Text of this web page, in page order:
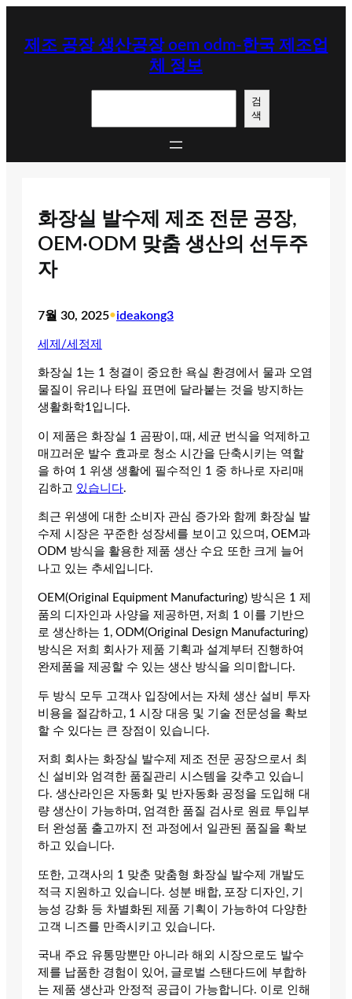
제조 공장 생산공장 oem odm-한국 제조업
체 정보
검
색
화장실 발수제 제조 전문 공장,
OEM·ODM 맞춤 생산의 선두주
자
7월 30, 2025•ideakong3
세제/세정제
화장실 1는 1 청결이 중요한 욕실 환경에서 물과 오염
물질이 유리나 타일 표면에 달라붙는 것을 방지하는
생활화학1입니다.
이 제품은 화장실 1 곰팡이, 때, 세균 번식을 억제하고
매끄러운 발수 효과로 청소 시간을 단축시키는 역할
을 하여 1 위생 생활에 필수적인 1 중 하나로 자리매
김하고 있습니다.
최근 위생에 대한 소비자 관심 증가와 함께 화장실 발
수제 시장은 꾸준한 성장세를 보이고 있으며, OEM과
ODM 방식을 활용한 제품 생산 수요 또한 크게 늘어
나고 있는 추세입니다.
OEM(Original Equipment Manufacturing) 방식은 1 제
품의 디자인과 사양을 제공하면, 저희 1 이를 기반으
로 생산하는 1, ODM(Original Design Manufacturing)
방식은 저희 회사가 제품 기획과 설계부터 진행하여
완제품을 제공할 수 있는 생산 방식을 의미합니다.
두 방식 모두 고객사 입장에서는 자체 생산 설비 투자
비용을 절감하고, 1 시장 대응 및 기술 전문성을 확보
할 수 있다는 큰 장점이 있습니다.
저희 회사는 화장실 발수제 제조 전문 공장으로서 최
신 설비와 엄격한 품질관리 시스템을 갖추고 있습니
다. 생산라인은 자동화 및 반자동화 공정을 도입해 대
량 생산이 가능하며, 엄격한 품질 검사로 원료 투입부
터 완성품 출고까지 전 과정에서 일관된 품질을 확보
하고 있습니다.
또한, 고객사의 1 맞춘 맞춤형 화장실 발수제 개발도
적극 지원하고 있습니다. 성분 배합, 포장 디자인, 기
능성 강화 등 차별화된 제품 기획이 가능하여 다양한
고객 니즈를 만족시키고 있습니다.
국내 주요 유통망뿐만 아니라 해외 시장으로도 발수
제를 납품한 경험이 있어, 글로벌 스탠다드에 부합하
는 제품 생산과 안정적 공급이 가능합니다. 이로 인해